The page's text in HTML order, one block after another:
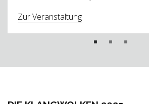
Zur Veranstaltung